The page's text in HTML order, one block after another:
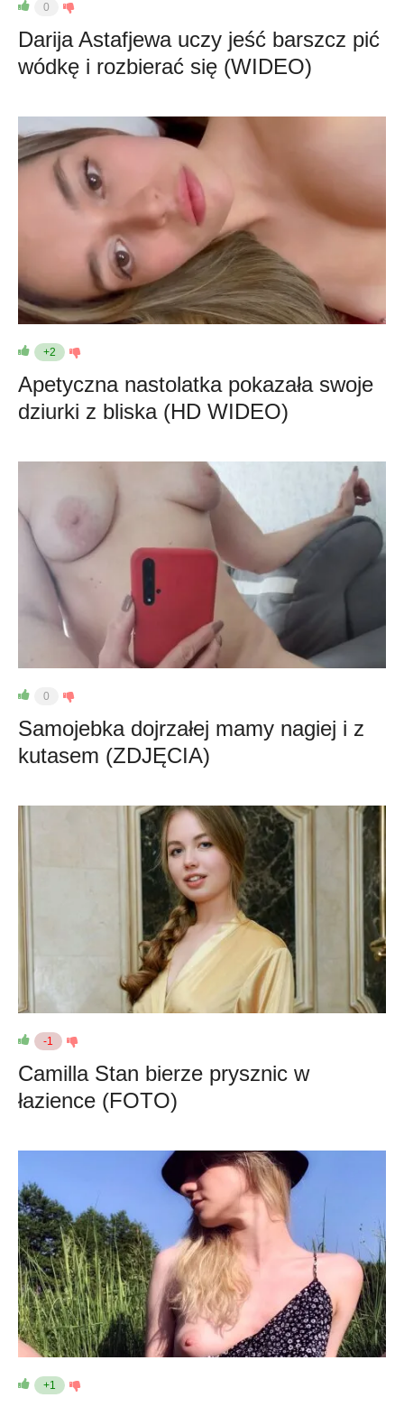
0
Darija Astafjewa uczy jeść barszcz pić
wódkę i rozbierać się (WIDEO)
+2
Apetyczna nastolatka pokazała swoje
dziurki z bliska (HD WIDEO)
0
Samojebka dojrzałej mamy nagiej i z
kutasem (ZDJĘCIA)
-1
Camilla Stan bierze prysznic w
łazience (FOTO)
+1